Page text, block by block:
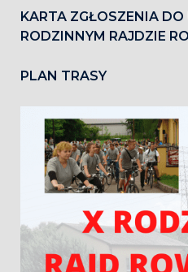
KARTA ZGŁOSZENIA
RODZINNYM RAJDZIE
PLAN TRASY